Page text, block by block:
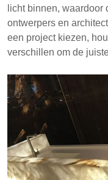
licht binnen, waardoor
ontwerpers en
een project kiezen,
verschillen om de